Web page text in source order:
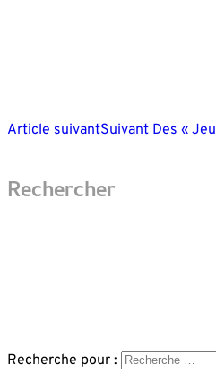
Article suivantSuivant Des «
Rechercher
Recherche pour :